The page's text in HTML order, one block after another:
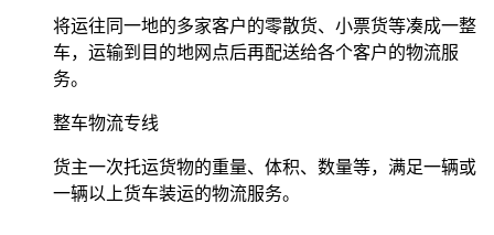
将运往同一地的多家客户的零散货、小票货等凑成一整
车，运输到目的地网点后再配送给各个客户的物流服
务。
整车物流专线
货主一次托运货物的重量、体积、数量等，满足一辆或
一辆以上货车装运的物流服务。